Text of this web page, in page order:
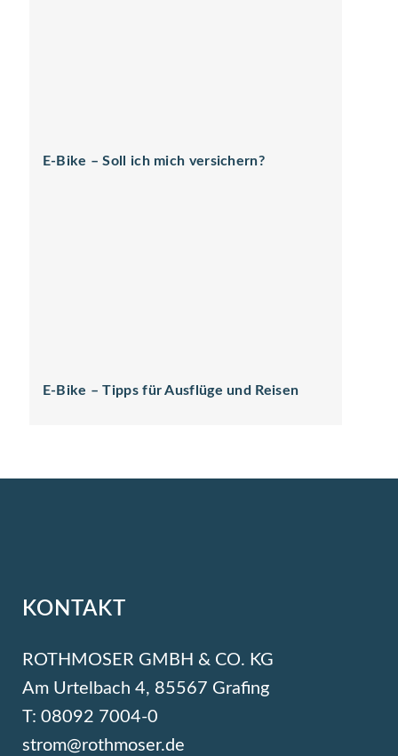
E-Bike – Soll ich mich versichern?
E-Bike – Tipps für Ausflüge und Reisen
KONTAKT
ROTHMOSER GMBH & CO. KG
Am Urtelbach 4, 85567 Grafing
T: 08092 7004-0
strom@rothmoser.de